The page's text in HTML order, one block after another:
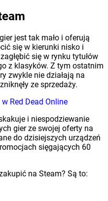
jest tak mało i oferują
się w kierunki nisko i
się w rynku tytułów
z klasyków. Z tym ostatnim
zwykle nie działają na
ze sprzedaży.
Red Dead Online
i niespodziewanie
gier ze swojej oferty na
do dzisiejszych urządzeń
sięgających 60
na Steam? Są to: